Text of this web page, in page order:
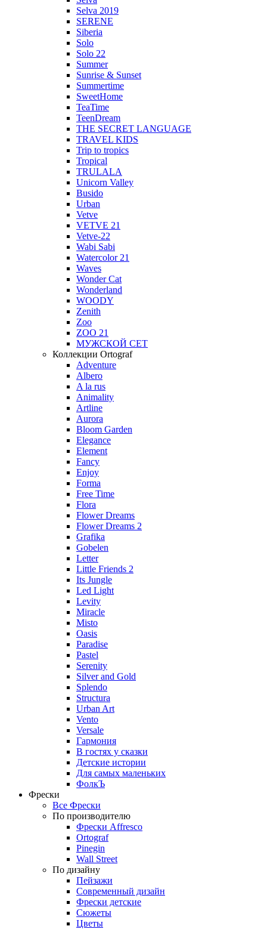
Selva 2019
SERENE
Siberia
Solo
Solo 22
Summer
Sunrise & Sunset
Summertime
SweetHome
TeaTime
TeenDream
THE SECRET LANGUAGE
TRAVEL KIDS
Trip to tropics
Tropical
TRULALA
Unicorn Valley
Busido
Urban
Vetve
VETVE 21
Vetve-22
Wabi Sabi
Watercolor 21
Waves
Wonder Cat
Wonderland
WOODY
Zenith
Zoo
ZOO 21
МУЖСКОЙ СЕТ
Коллекции Ortograf
Adventure
Albero
A la rus
Animality
Artline
Aurora
Bloom Garden
Elegance
Element
Fancy
Enjoy
Forma
Free Time
Flora
Flower Dreams
Flower Dreams 2
Grafika
Gobelen
Letter
Little Friends 2
Its Jungle
Led Light
Levity
Miracle
Misto
Oasis
Paradise
Pastel
Serenity
Silver and Gold
Splendo
Structura
Urban Art
Vento
Versale
Гармония
В гостях у сказки
Детские истории
Для самых маленьких
ФолкЪ
Фрески
Все Фрески
По производителю
Фрески Affresco
Ortograf
Pinegin
Wall Street
По дизайну
Пейзажи
Современный дизайн
Фрески детские
Сюжеты
Цветы